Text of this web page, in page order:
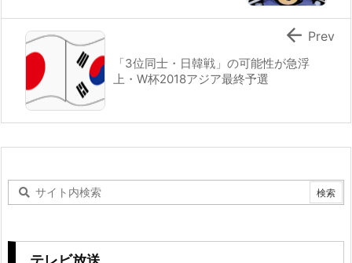
「3位同士・日韓戦」の可能性が急浮
上・W杯2018アジア最終予選
 Prev